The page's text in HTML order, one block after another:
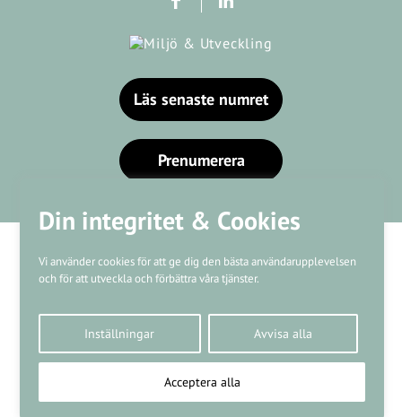
Din integritet & Cookies
Vi använder cookies för att ge dig den bästa användarupplevelsen
och för att utveckla och förbättra våra tjänster.
Inställningar Avvisa alla
Acceptera alla
Läs senaste numret
Prenumerera
Kundtjänst